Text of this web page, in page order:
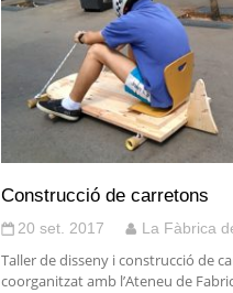
Construcció de carretons
20 set. 2017 La Fàbrica
Taller de disseny i construcció de
coorganitzat amb l’Ateneu de